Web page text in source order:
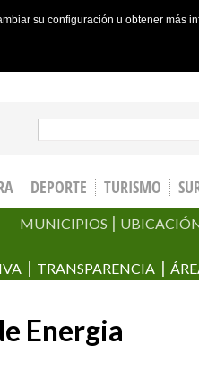
su configuración u obtener más
Search form
DEPORTE TURISMO
MUNICIPIOS
TRANSPARENCIA
Energia